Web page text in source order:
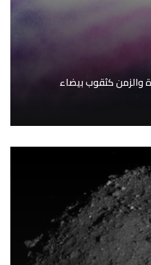
والزمن كثقوب بيضاء